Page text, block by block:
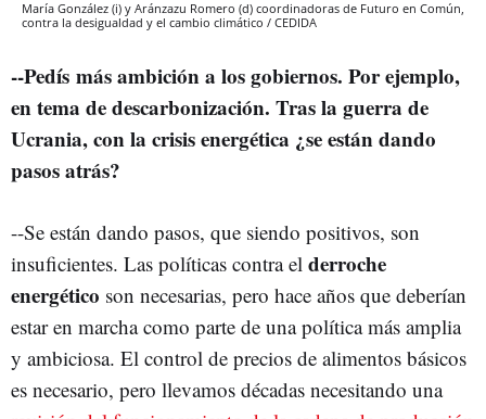
María González (i) y Aránzazu Romero (d) coordinadoras de Futuro en Común,
contra la desigualdad y el cambio climático / CEDIDA
--Pedís más ambición a los gobiernos. Por ejemplo,
en tema de descarbonización. Tras la guerra de
Ucrania, con la crisis energética ¿se están dando
pasos atrás?
--Se están dando pasos, que siendo positivos, son
insuficientes. Las políticas contra el derroche
energético son necesarias, pero hace años que deberían
estar en marcha como parte de una política más amplia
y ambiciosa. El control de precios de alimentos básicos
es necesario, pero llevamos décadas necesitando una